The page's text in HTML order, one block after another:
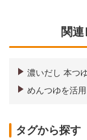
関
濃いだし 本つ
めんつゆを活
タグから探す